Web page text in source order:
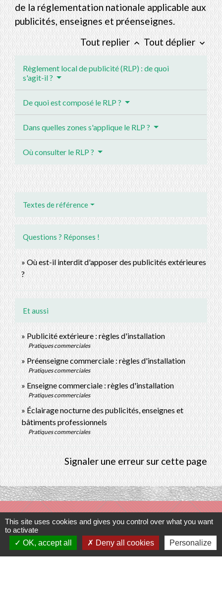
de la réglementation nationale applicable aux
publicités, enseignes et préenseignes.
Tout replier keyboard_arrow_up Tout déplier keyboard_arrow_down
Règlement local de publicité (RLP) : de quoi
s'agit-il ?
De quoi est composé le RLP ?
Dans quelles zones s'applique le RLP ?
Où consulter le RLP ?
Textes de référence
Questions ? Réponses !
Où est-il interdit d'apposer des publicités extérieures
?
Et aussi
Publicité extérieure : règles d'installation
Pratiques commerciales
Préenseigne commerciale : règles d'installation
Pratiques commerciales
Enseigne commerciale : règles d'installation
Pratiques commerciales
Éclairage nocturne des publicités, enseignes et
bâtiments professionnels
Pratiques commerciales
Signaler une erreur sur cette page
Contacts
Commune de Prunay-Cassereau
11, rue de l'Hôtel de Ville
This site uses cookies and gives you control over what you want
to activate
OK, accept all
Deny all cookies Personalize